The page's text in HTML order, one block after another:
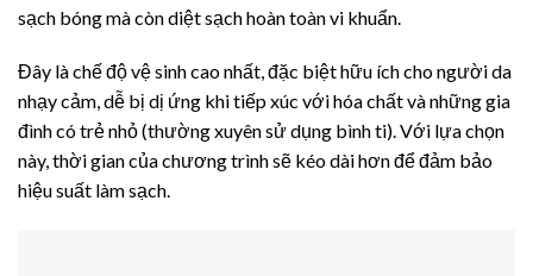
sạch bóng mà còn diệt sạch hoàn toàn vi khuẩn.
Đây là chế độ vệ sinh cao nhất, đặc biệt hữu ích cho người da
nhạy cảm, dễ bị dị ứng khi tiếp xúc với hóa chất và những gia
đình có trẻ nhỏ (thường xuyên sử dụng bình ti). Với lựa chọn
này, thời gian của chương trình sẽ kéo dài hơn để đảm bảo
hiệu suất làm sạch.